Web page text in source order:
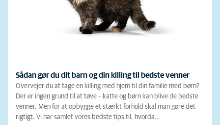
Sådan gør du dit barn og din killing til bedste venner
Overvejer du at tage en killing med hjem til din familie med børn?
Der er ingen grund til at tøve – katte og børn kan blive de bedste
venner. Men for at opbygge et stærkt forhold skal man gøre det
rigtigt. Vi har samlet vores bedste tips til, hvorda…